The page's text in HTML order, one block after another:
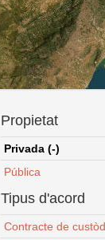
Propietat
Privada (-)
Pública
Tipus d'acord
Contracte de